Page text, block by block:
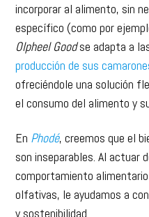
incorporar al alimento, sin
específico (como por
Olpheel Goodse adapta a
producción de sus
ofreciéndole una solución
el consumo del alimento y
En Phodé, creemos que el
son inseparables. Al actuar
comportamiento
olfativas, le ayudamos a
y sostenibilidad.